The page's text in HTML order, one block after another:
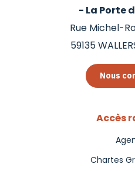
- La Porte
Rue Michel-
59135
Nous
Accès
Chartes